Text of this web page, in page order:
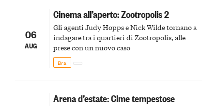
06
AUG
Cinema all’aperto: Zootropolis 2
Gli agenti Judy Hopps e Nick Wilde tornano a
indagare tra i quartieri di Zootropolis, alle
prese con un nuovo caso
Bra
Arena d’estate: Cime tempestose